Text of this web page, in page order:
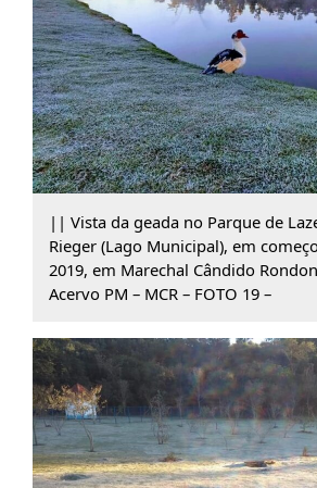
|| Vista da geada no Parque de
Rieger (Lago Municipal), em
2019, em Marechal Cândido
Acervo PM – MCR – FOTO 19 –